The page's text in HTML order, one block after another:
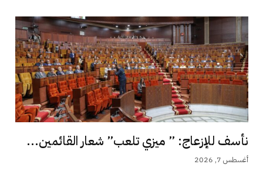
نأسف للإزعاج: ” ميزي تلعب” شعار القائمين...
أغسطس 7, 2026